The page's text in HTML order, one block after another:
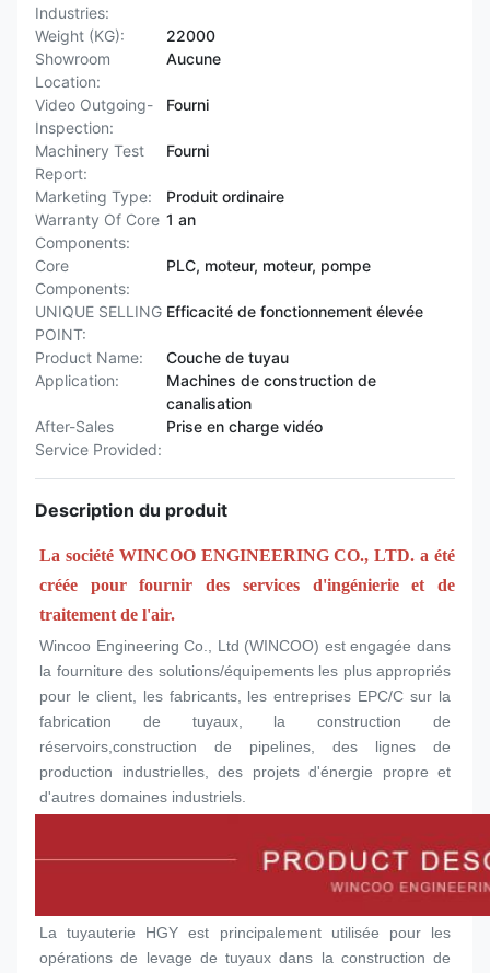
Industries:
Weight (KG):
22000
Showroom
Location:
Aucune
Video Outgoing-
Inspection:
Fourni
Machinery Test
Report:
Fourni
Marketing Type:
Produit ordinaire
Warranty Of Core
Components:
1 an
Core
Components:
PLC, moteur, moteur, pompe
UNIQUE SELLING
POINT:
Efficacité de fonctionnement élevée
Product Name:
Couche de tuyau
Application:
Machines de construction de
canalisation
After-Sales
Service Provided:
Prise en charge vidéo
Description du produit
La société WINCOO ENGINEERING CO., LTD. a été
créée pour fournir des services d'ingénierie et de
traitement de l'air.
Wincoo Engineering Co., Ltd (WINCOO) est engagée dans
la fourniture des solutions/équipements les plus appropriés
pour le client, les fabricants, les entreprises EPC/C sur la
fabrication de tuyaux, la construction de
réservoirs,construction de pipelines, des lignes de
production industrielles, des projets d'énergie propre et
d'autres domaines industriels.
La tuyauterie HGY est principalement utilisée pour les
opérations de levage de tuyaux dans la construction de